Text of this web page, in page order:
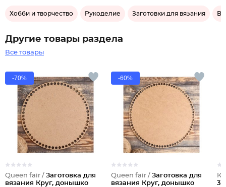
Хобби и творчество Рукоделие Заготовки для вязания
Другие товары раздела
Все товары
-70%
Queen fair / Заготовка для
вязания Круг, донышко
-60%
Queen fair / Заготовка для
вязания Круг, донышко